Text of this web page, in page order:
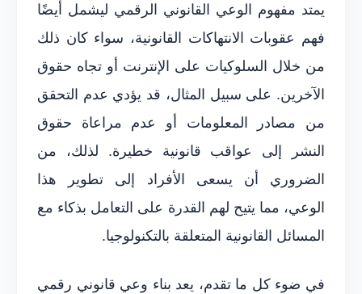
يمتد مفهوم الوعي القانوني الرقمي ليشمل أيضًا
فهم عقوبات الانتهاكات القانونية، سواء كان ذلك
من خلال السلوكيات على الإنترنت أو تجاه حقوق
الآخرين. على سبيل المثال، قد يؤدي عدم التحقق
من مصادر المعلومات أو عدم مراعاة حقوق
النشر إلى عواقب قانونية خطيرة. لذلك، من
الضروري أن يسعى الأفراد إلى تطوير هذا
الوعي، مما يتيح لهم القدرة على التعامل بذكاء مع
المسائل القانونية المتعلقة بالتكنولوجيا.
في ضوء كل ما تقدم، يعد بناء وعي قانوني رقمي